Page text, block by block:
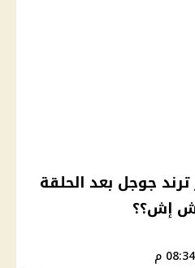
جوجل بعد الحلقة
إش؟؟